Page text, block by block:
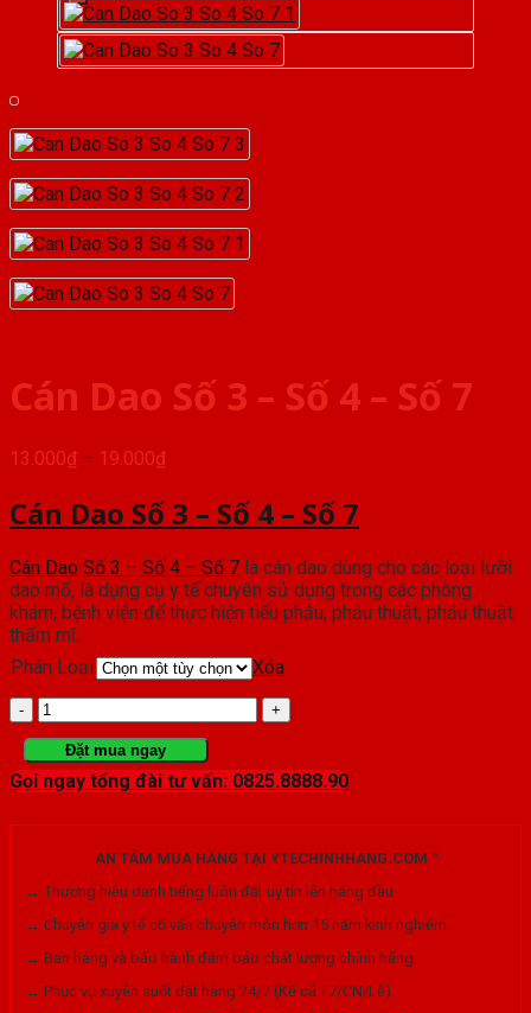
Cán Dao Số 3 – Số 4 – Số 7
13.000₫ – 19.000₫Khoảng
từ
13.000₫
19.000₫
Cán Dao Số 3 – Số 4 – Số 7
Cán Dao Số 3 – Số 4 – Số 7 là cán dao dùng cho các loại lưỡi
dao mổ, là dụng cụ y tế chuyên sử dụng trong các phòng
khám, bệnh viện để thực hiện tiểu phẫu, phẫu thuật, phẫu thuật
thẩm mĩ.
Phân Loại
Xóa
Cán
Dao
Số
3
4
-
Đặt mua ngay
Gọi ngay tổng đài tư vấn: 0825.8888.90
AN TÂM MUA HÀNG TẠI YTECHINHHANG.COM™
→ Thương hiệu danh tiếng luôn đặt uy tín lên hàng đầu.
→ Chuyên gia y tế cố vấn chuyên môn hơn 15 năm kinh nghiệm.
→ Bán hàng và bảo hành đảm bảo chất lượng chính hãng.
→ Phục vụ xuyên suốt đặt hàng 24/7 (Kể cả T7/CN/Lễ).